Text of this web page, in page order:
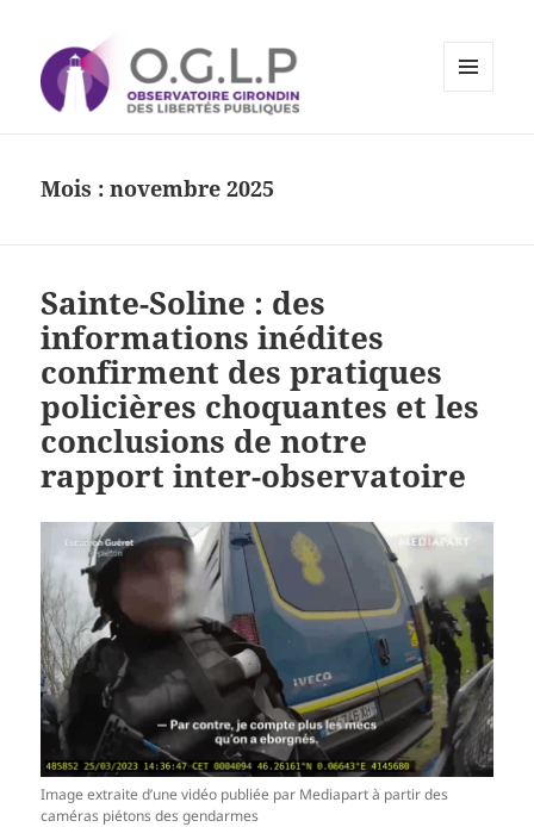
Libertés Publiques
Mois :novembre 2025
Sainte-Soline : des
informations inédites
confirment des pratiques
policières choquantes et les
conclusions de notre
rapport inter-observatoire
Image extraite d’une vidéo publiée par Mediapart à partir des
caméras piétons des gendarmes